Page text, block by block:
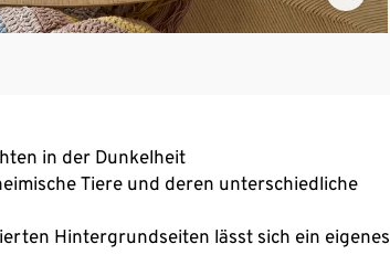
in der Dunkelheit
Tiere und deren unterschiedliche
Hintergrundseiten lässt sich ein eigenes